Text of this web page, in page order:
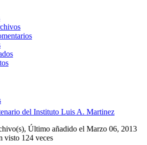
del Instituto Luis A. Martinez
Último añadido el Marzo 06, 2013
visto 124 veces